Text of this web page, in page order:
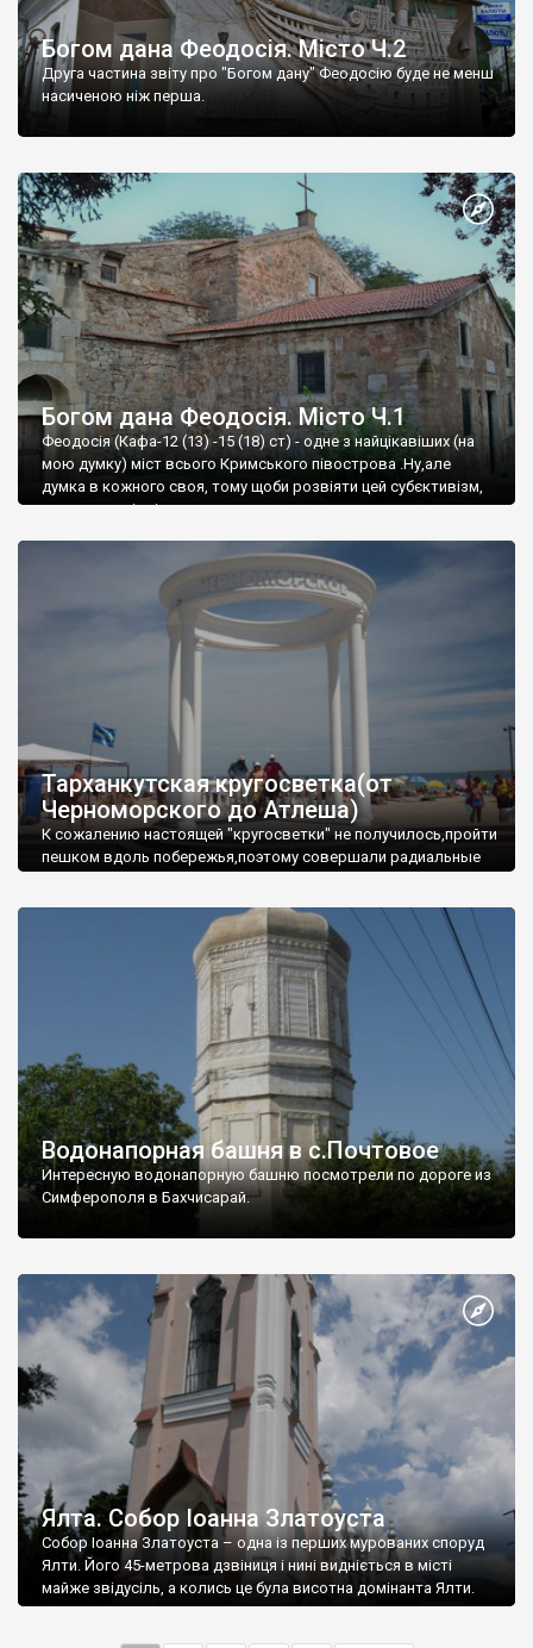
Богом дана Феодосія. Місто Ч.2
Друга частина звіту про "Богом дану" Феодосію буде не менш
насиченою ніж перша.
Богом дана Феодосія. Місто Ч.1
Феодосія (Кафа-12 (13) -15 (18) ст) - одне з найцікавіших (на
мою думку) міст всього Кримського півострова .Ну,але
думка в кожного своя, тому щоби розвіяти цей субєктивізм,
запрошую відвідати це
Тарханкутская кругосветка(от
Черноморского до Атлеша)
К сожалению настоящей "кругосветки" не получилось,пройти
пешком вдоль побережья,поэтому совершали радиальные
Водонапорная башня в с.Почтовое
Интересную водонапорную башню посмотрели по дороге из
Симферополя в Бахчисарай.
Ялта. Собор Іоанна Златоуста
Собор Іоанна Златоуста – одна із перших мурованих споруд
Ялти. Його 45-метрова дзвіниця і нині видніється в місті
майже звідусіль, а колись це була висотна домінанта Ялти.